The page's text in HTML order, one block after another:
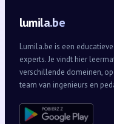
lumila.be
Lumila.be is een
experts. Je vindt hier
verschillende domeinen,
team van ingenieurs en